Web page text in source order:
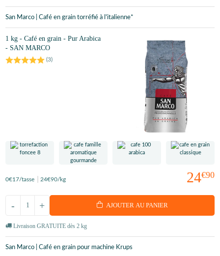
San Marco | Café en grain torréfié à l'italienne*
1 kg - Café en grain - Pur Arabica
- SAN MARCO
(3)
24€90
0€17/tasse 24€90/kg
+
- AJOUTER AU PANIER
Livraison GRATUITE dès 2 kg
San Marco | Café en grain pour machine Krups